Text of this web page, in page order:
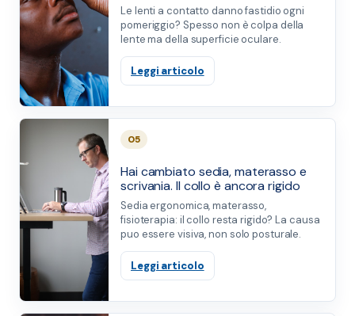
Le lenti a contatto danno fastidio ogni
pomeriggio? Spesso non è colpa della
lente ma della superficie oculare.
Leggi articolo
05
Hai cambiato sedia, materasso e
scrivania. Il collo è ancora rigido
Sedia ergonomica, materasso,
fisioterapia: il collo resta rigido? La causa
puo essere visiva, non solo posturale.
Leggi articolo